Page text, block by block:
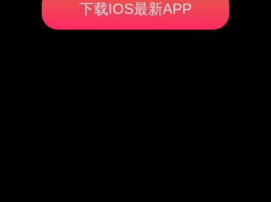
下载IOS最新APP